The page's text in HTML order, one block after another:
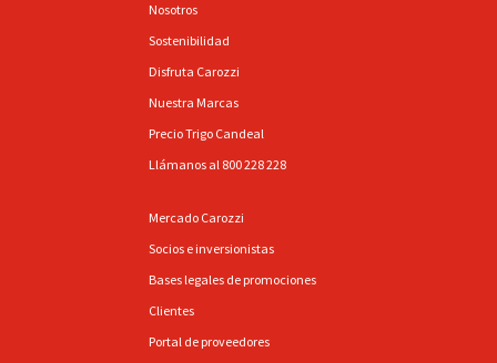
Nosotros
Sostenibilidad
Disfruta Carozzi
Nuestra Marcas
Precio Trigo Candeal
Llámanos al 800 228 228
Mercado Carozzi
Socios e inversionistas
Bases legales de promociones
Clientes
Portal de proveedores